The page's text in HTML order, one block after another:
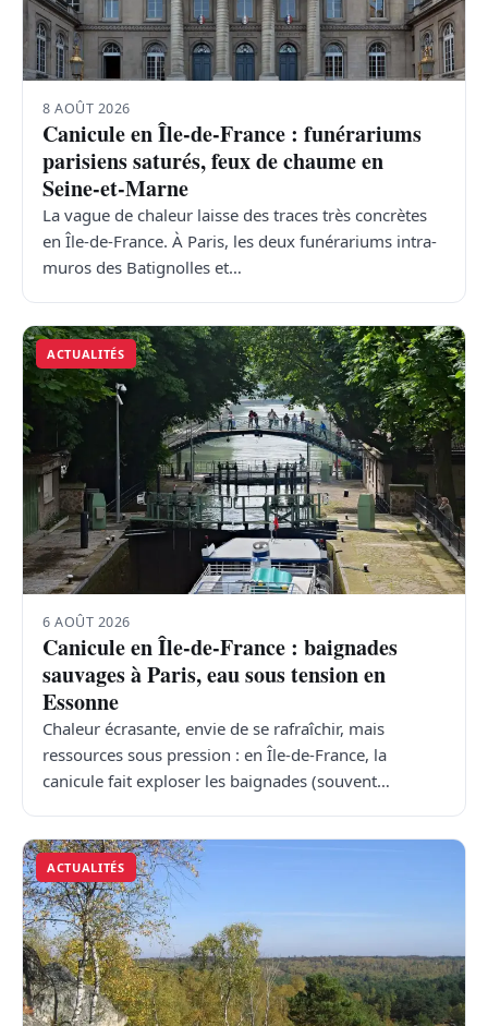
8 AOÛT 2026
Canicule en Île-de-France : funérariums
parisiens saturés, feux de chaume en
Seine-et-Marne
La vague de chaleur laisse des traces très concrètes
en Île-de-France. À Paris, les deux funérariums intra-
muros des Batignolles et…
ACTUALITÉS
6 AOÛT 2026
Canicule en Île-de-France : baignades
sauvages à Paris, eau sous tension en
Essonne
Chaleur écrasante, envie de se rafraîchir, mais
ressources sous pression : en Île-de-France, la
canicule fait exploser les baignades (souvent…
ACTUALITÉS